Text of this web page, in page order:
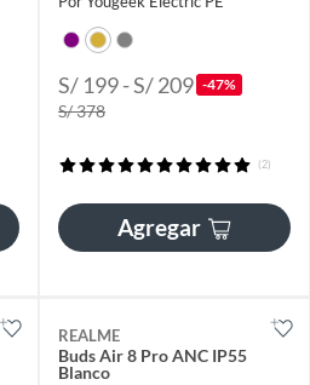
S/ 199 - S/ 209 -47%
S/ 378
(2)
Agregar
REALME
Buds Air 8 Pro ANC IP55
Blanco